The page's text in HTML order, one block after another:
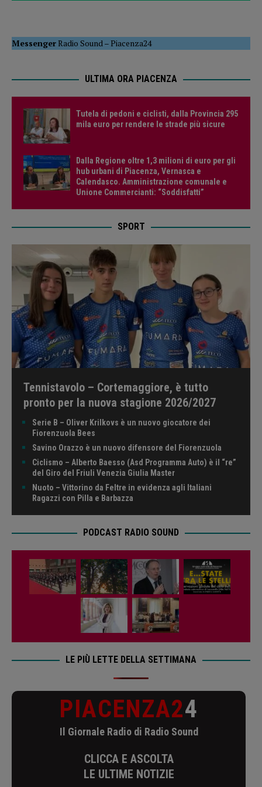
MessengerRadio Sound –Piacenza24
ULTIMA ORA PIACENZA
Tutela di pedoni e ciclisti, dalla Provincia 295
mila euro per rendere le strade più sicure
Dalla Regione oltre 1,3 milioni di euro per gli
hub urbani di Piacenza, Vernasca e
Calendasco. Amministrazione comunale e
Unione Commercianti: “Soddisfatti”
SPORT
Tennistavolo – Cortemaggiore, è tutto
pronto per la nuova stagione 2026/2027
Serie B – Oliver Krilkovs è un nuovo giocatore dei
Fiorenzuola Bees
Savino Orazzo è un nuovo difensore del Fiorenzuola
Ciclismo – Alberto Baesso (Asd Programma Auto) è il “re”
del Giro del Friuli Venezia Giulia Master
Nuoto – Vittorino da Feltre in evidenza agli Italiani
Ragazzi con Pilla e Barbazza
PODCAST RADIO SOUND
LE PIÙ LETTE DELLA SETTIMANA
PIACENZA24
Il Giornale Radio di Radio Sound
CLICCA E ASCOLTA
LE ULTIME NOTIZIE